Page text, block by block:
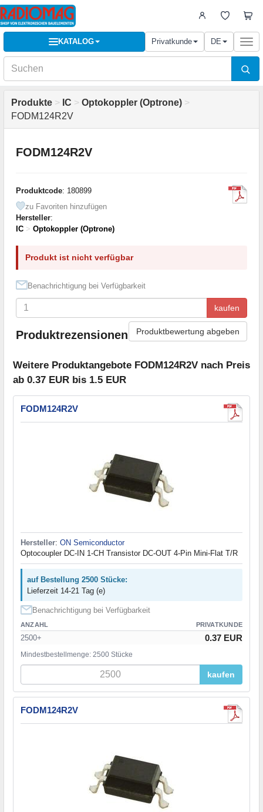
KATALOG Privatkunde DE
Produkte > IC > Optokoppler (Optrone) >
FODM124R2V
FODM124R2V
Produktcode: 180899
zu Favoriten hinzufügen
Hersteller:
IC > Optokoppler (Optrone)
Produkt ist nicht verfügbar
Benachrichtigung bei Verfügbarkeit
kaufen
Produktrezensionen Produktbewertung abgeben
Weitere Produktangebote FODM124R2V nach Preis
ab 0.37 EUR bis 1.5 EUR
FODM124R2V
Hersteller: ON Semiconductor
Optocoupler DC-IN 1-CH Transistor DC-OUT 4-Pin Mini-Flat T/R
auf Bestellung 2500 Stücke:
Lieferzeit 14-21 Tag (e)
Benachrichtigung bei Verfügbarkeit
ANZAHL PRIVATKUNDE
2500+ 0.37 EUR
Mindestbestellmenge: 2500 Stücke
kaufen
FODM124R2V